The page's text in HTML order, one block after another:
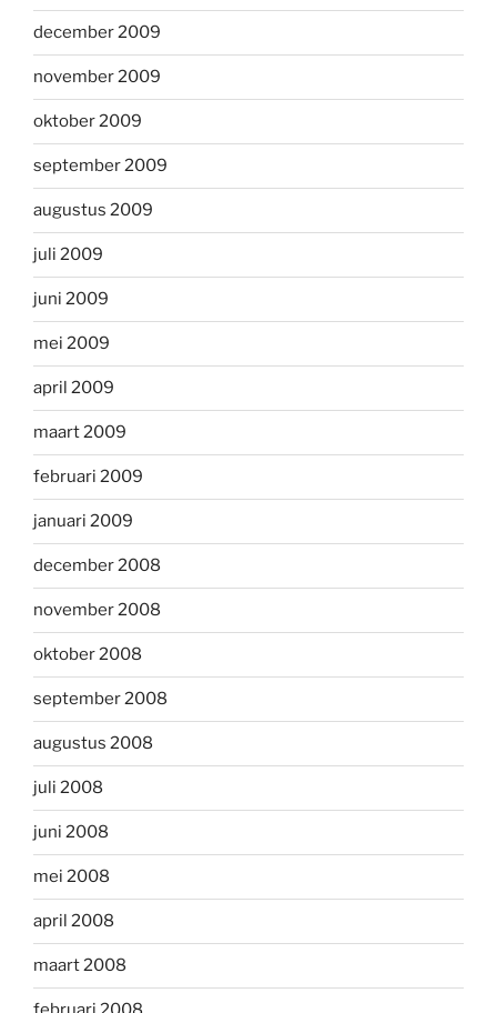
december 2009
november 2009
oktober 2009
september 2009
augustus 2009
juli 2009
juni 2009
mei 2009
april 2009
maart 2009
februari 2009
januari 2009
december 2008
november 2008
oktober 2008
september 2008
augustus 2008
juli 2008
juni 2008
mei 2008
april 2008
maart 2008